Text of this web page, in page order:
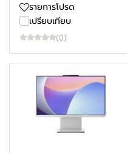
รายการโปรด
เปรียบเทียบ
(0)